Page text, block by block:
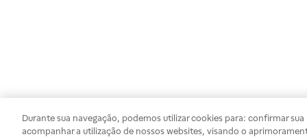
Durante sua navegação, podemos utilizar cookies para: confirmar
acompanhar a utilização de nossos websites, visando o